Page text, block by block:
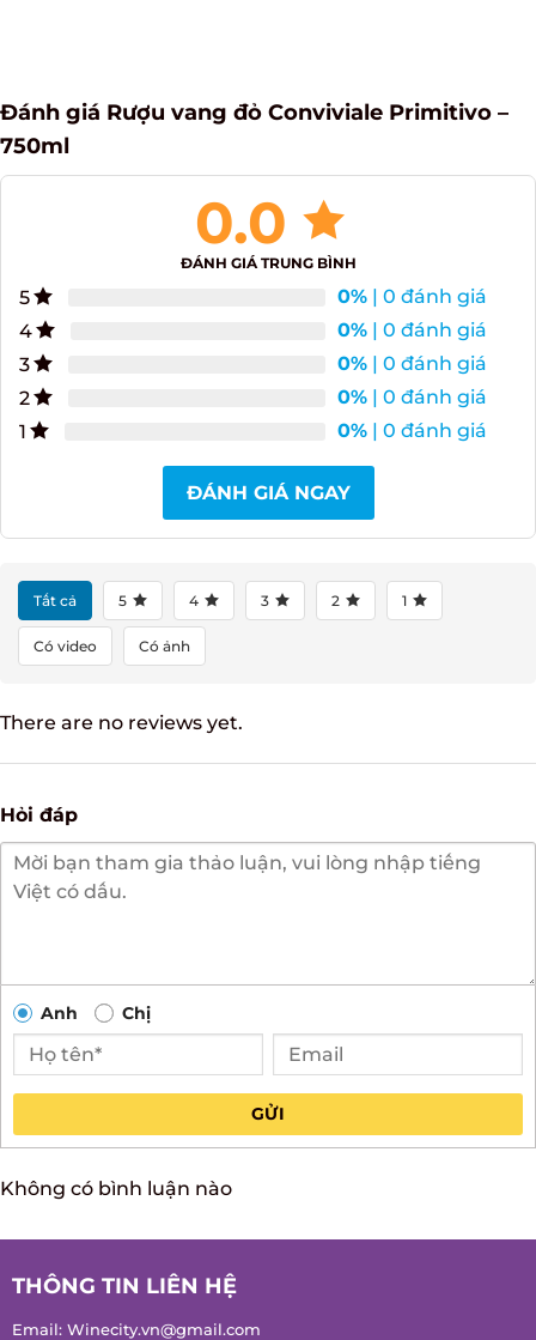
Đánh giá Rượu vang đỏ Conviviale Primitivo –
750ml
0.0
5 0% | 0 đánh giá
4
0% | 0 đánh giá
3
0% | 0 đánh giá
2
0% | 0 đánh giá
1
0% | 0 đánh giá
ĐÁNH GIÁ NGAY
There are no reviews yet.
Hỏi đáp
Anh Chị
GỬI
Không có bình luận nào
THÔNG TIN LIÊN HỆ